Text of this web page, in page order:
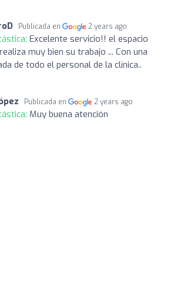
Publicada en 2 years ago
Excelente servicio!! el espacio
muy bien su trabajo ... Con una
de todo el personal de la clínica..
Publicada en 2 years ago
Muy buena atención